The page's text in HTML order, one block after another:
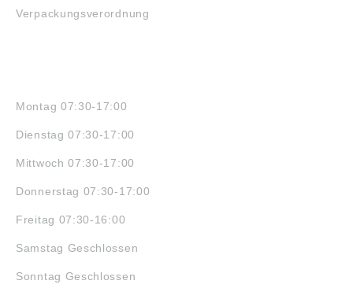
Verpackungsverordnung
Montag 07:30-17:00
Dienstag 07:30-17:00
Mittwoch 07:30-17:00
Donnerstag 07:30-17:00
Freitag 07:30-16:00
Samstag Geschlossen
Sonntag Geschlossen